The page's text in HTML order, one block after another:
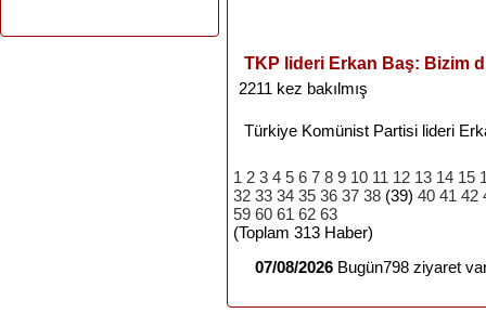
TKP lideri Erkan Baş: Bizim
2211 kez bakılmış
Türkiye Komünist Partisi lideri
1 2 3 4 5 6 7 8 9 10 11 12 13 14 15
32 33 34 35 36 37 38 (39) 40 41 42
59 60 61 62 63
(Toplam 313 Haber)
07/08/2026 Bugün798 ziyaret